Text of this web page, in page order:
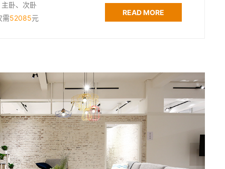
卧、次卧
需52085元
READ MORE